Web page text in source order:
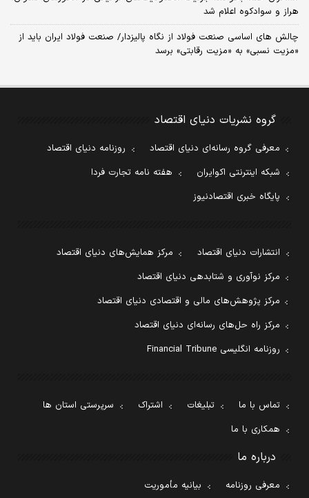
هراز و سوادکوه اعلام شد
چالش‌ های اساسی صنعت فولاد از نگاه پالیزدار/ صنعت فولاد ایران باید از
«مزیت نسبی» به «مزیت رقابتی» برسد
گروه نشریات دنیای اقتصاد
معرفی گروه رسانه‌ای دنیای اقتصاد
روزنامه دنیای اقتصاد
شبکه اینترنتی اکوایران
هفته نامه تجارت فردا
پایگاه خبری اقتصادنیوز
انتشارات دنیای اقتصاد
مرکز همایش‌های دنیای اقتصاد
مرکز نوآوری و شتابدهی دنیای اقتصاد
مرکز پژوهش‌های مالی و اقتصادی دنیای اقتصاد
مرکز راه حل‌های رسانه‌ای دنیای اقتصاد
روزنامه انگلیسی Financial Tribune
تماس با ما تبلیغات اشتراک
سرپرستی استان ها
همکاری با ما
درباره ما
معرفی روزنامه بیانیه مأموریت